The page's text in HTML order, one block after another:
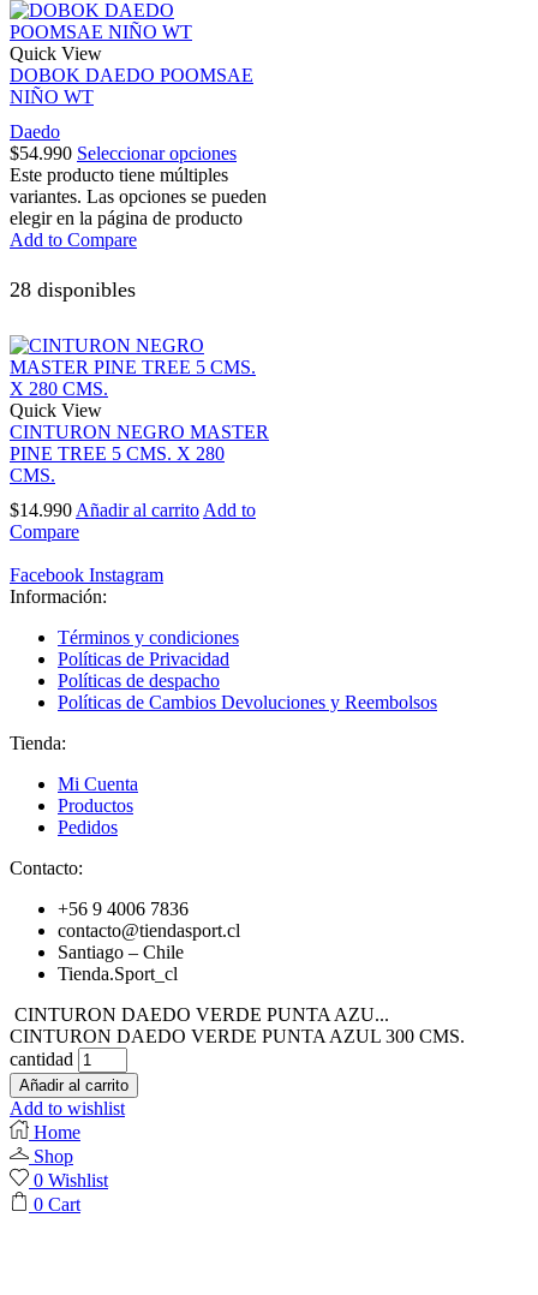
Quick View
DOBOK DAEDO POOMSAE
NIÑO WT
Daedo
$54.990 Seleccionar opciones
Este producto tiene múltiples
variantes. Las opciones se pueden
elegir en la página de producto
Add to Compare
28 disponibles
Quick View
CINTURON NEGRO MASTER
PINE TREE 5 CMS. X 280
CMS.
$14.990Añadir al carritoAdd to
Compare
Facebook Instagram
Información:
Términos y condiciones
Políticas de Privacidad
Políticas de despacho
Políticas de Cambios Devoluciones y Reembolsos
Tienda:
Mi Cuenta
Productos
Pedidos
Contacto:
+56 9 4006 7836
contacto@tiendasport.cl
Santiago – Chile
Tienda.Sport_cl
CINTURON DAEDO VERDE PUNTA AZU...
CINTURON DAEDO VERDE PUNTA AZUL 300 CMS.
cantidad
Añadir al carrito
Add to wishlist
Home
Shop
0 Wishlist
0 Cart